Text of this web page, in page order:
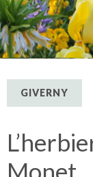
GIVERNY
Monet…